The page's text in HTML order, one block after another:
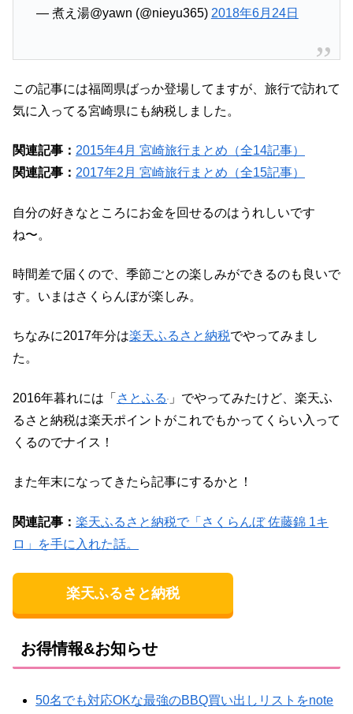
— 煮え湯@yawn (@nieyu365) 2018年6月24日
この記事には福岡県ばっか登場してますが、旅行で訪れて
気に入ってる宮崎県にも納税しました。
関連記事： 2015年4月 宮崎旅行まとめ（全14記事）
関連記事： 2017年2月 宮崎旅行まとめ（全15記事）
自分の好きなところにお金を回せるのはうれしいです
ね〜。
時間差で届くので、季節ごとの楽しみができるのも良いで
す。いまはさくらんぼが楽しみ。
ちなみに2017年分は楽天ふるさと納税でやってみまし
た。
2016年暮れには「 さとふる 」でやってみたけど、楽天ふ
るさと納税は楽天ポイントがこれでもかってくらい入って
くるのでナイス！
また年末になってきたら記事にするかと！
関連記事： 楽天ふるさと納税で「さくらんぼ 佐藤錦 1キ
ロ」を手に入れた話。
楽天ふるさと納税
お得情報&お知らせ
50名でも対応OKな最強のBBQ買い出しリストをnote